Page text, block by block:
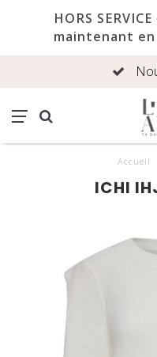
HORS
maintenant
Accueil
ICHI